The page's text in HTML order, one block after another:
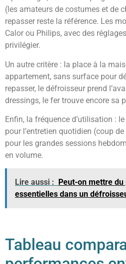
(les amateurs de costumes et de
repasser reste la référence. Les
Calor ou Philips, avec des
privilégier.
Un autre critère : la place à la
appartement, sans surface pour
repasser, le défroisseur prend
dressings, le fer trouve encore sa
Enfin, la fréquence d’utilisation :
pour l’entretien quotidien (coup
pour les grandes sessions
en volume.
Lire aussi :
Peut-on mettre
essentielles dans un
Tableau